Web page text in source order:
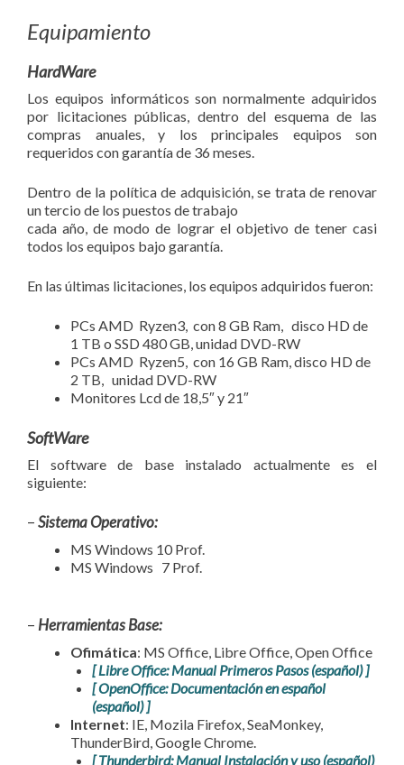
Equipamiento
HardWare
Los equipos informáticos son normalmente adquiridos
por licitaciones públicas, dentro del esquema de las
compras anuales, y los principales equipos son
requeridos con garantía de 36 meses.
Dentro de la política de adquisición, se trata de renovar
un tercio de los puestos de trabajo
cada año, de modo de lograr el objetivo de tener casi
todos los equipos bajo garantía.
En las últimas licitaciones, los equipos adquiridos fueron:
PCs AMD Ryzen3, con 8 GB Ram, disco HD de
1 TB o SSD 480 GB, unidad DVD-RW
PCs AMD Ryzen5, con 16 GB Ram, disco HD de
2 TB, unidad DVD-RW
Monitores Lcd de 18,5″ y 21″
SoftWare
El software de base instalado actualmente es el
siguiente:
–Sistema Operativo:
MS Windows 10 Prof.
MS Windows 7 Prof.
– Herramientas Base:
Ofimática: MS Office, Libre Office, Open Office
[ Libre Office: Manual Primeros Pasos (español) ]
[ OpenOffice: Documentación en español
(español) ]
Internet: IE, Mozila Firefox, SeaMonkey,
ThunderBird, Google Chrome.
[ Thunderbird: Manual Instalación y uso (español)